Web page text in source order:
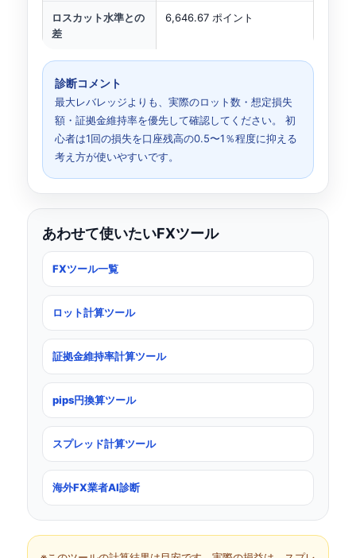
ロスカット水準との
差
6,646.67 ポイント
診断コメント
最大レバレッジよりも、実際のロット数・想定損失
額・証拠金維持率を優先して確認してください。 初
心者は1回の損失を口座残高の0.5〜1％程度に抑える
考え方が使いやすいです。
あわせて使いたいFXツール
FXツール一覧
ロット計算ツール
証拠金維持率計算ツール
pips円換算ツール
スプレッド計算ツール
海外FX業者AI診断